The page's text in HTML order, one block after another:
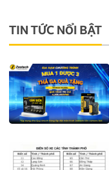
TIN TỨC NỔI BẬT